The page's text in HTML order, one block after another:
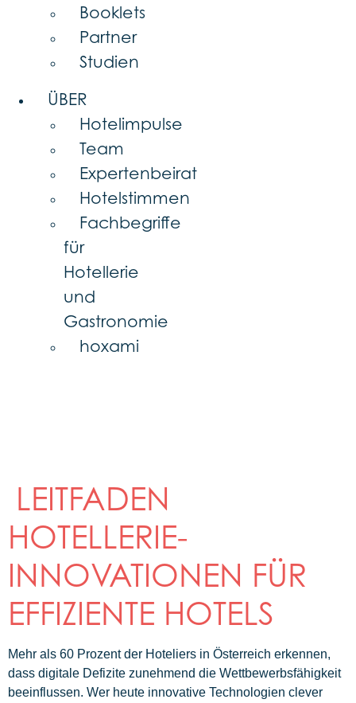
Booklets
Partner
Studien
ÜBER
Hotelimpulse
Team
Expertenbeirat
Hotelstimmen
Fachbegriffe
für
Hotellerie
und
Gastronomie
hoxami
LEITFADEN
HOTELLERIE-
INNOVATIONEN FÜR
EFFIZIENTE HOTELS
Mehr als 60 Prozent der Hoteliers in Österreich erkennen,
dass digitale Defizite zunehmend die Wettbewerbsfähigkeit
beeinflussen. Wer heute innovative Technologien clever